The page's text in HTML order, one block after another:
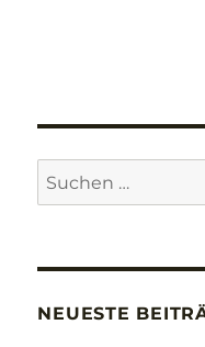
Suche
nach:
NEUESTE